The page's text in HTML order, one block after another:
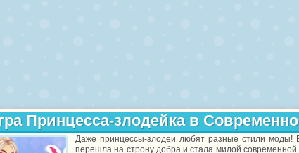
Принцесса-злодейка в
Даже принцессы-злодеи любят разные стили моды!
перешла на строну добра и стала милой